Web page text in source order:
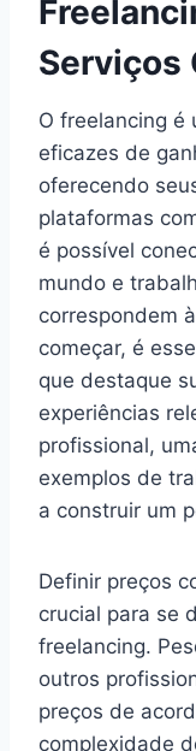
Serviços
O freelancing é
eficazes de
oferecendo
plataformas
é possível
mundo e
correspondem
começar, é
que destaque
experiências
profissional,
exemplos de
a construir um
Definir preços
crucial para se
freelancing.
outros
preços de
complexidade